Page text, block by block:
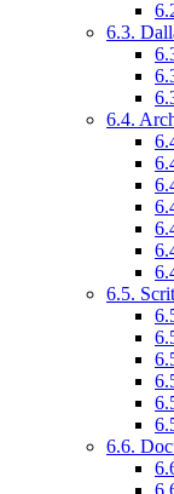
6.3.
6.4.
6.5.
6.6.